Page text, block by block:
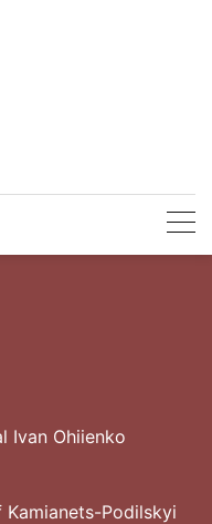
Ivan Ohiienko
Podilskyi